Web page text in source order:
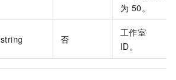
为 50。
string 否
工作室
ID。